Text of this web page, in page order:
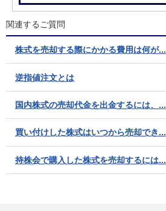
関連するご質問
株式を売却する際にかかる費用は何が...
逆指値注文とは
国内株式の売却代金を出金するには、...
買い付けした株式はいつから売却でき...
持株会で購入した株式を売却するには...